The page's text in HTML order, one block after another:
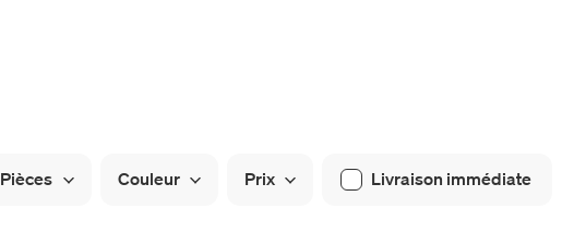
Pièces Couleur Prix Livraison immédiate